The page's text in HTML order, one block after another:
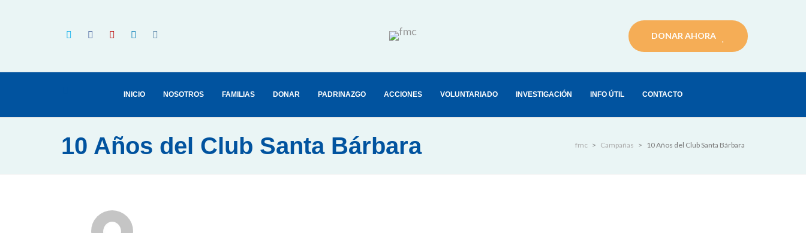
DONAR AHORA
INICIO NOSOTROS FAMILIAS DONAR PADRINAZGO ACCIONES VOLUNTARIADO INVESTIGACIÓN INFO ÚTIL CONTACTO
10 Años del Club Santa Bárbara fmc > Campañas > 10 Años del Club Santa Bárbara